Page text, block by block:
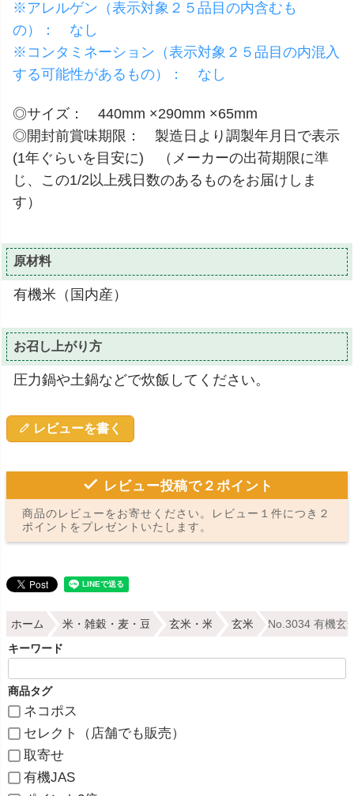
※アレルゲン（表示対象２５品目の内含むも
の）： なし
※コンタミネーション（表示対象２５品目の内混入
する可能性があるもの）： なし
◎サイズ： 440mm ×290mm ×65mm
◎開封前賞味期限： 製造日より調製年月日で表示
(1年ぐらいを目安に) （メーカーの出荷期限に準
じ、この1/2以上残日数のあるものをお届けしま
す）
原材料
有機米（国内産）
お召し上がり方
圧力鍋や土鍋などで炊飯してください。
レビューを書く
レビュー投稿で２ポイント
商品のレビューをお寄せください。レビュー１件につき２
ポイントをプレゼントいたします。
ホーム 米・雑穀・麦・豆 玄米・米 玄米 No.3034 有機玄
キーワード
商品タグ
ネコポス
セレクト（店舗でも販売）
取寄せ
有機JAS